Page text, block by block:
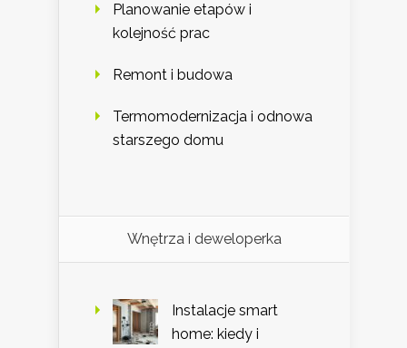
Planowanie etapów i
kolejność prac
Remont i budowa
Termomodernizacja i odnowa
starszego domu
Wnętrza i deweloperka
Instalacje smart
home: kiedy i